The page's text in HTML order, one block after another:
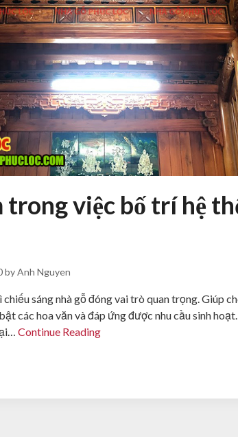
trong việc bố trí hệ
byAnh Nguyen
sáng nhà gỗ đóng vai trò quan trọng. Giúp
các hoa văn và đáp ứng được nhu cầu sinh
Continue Reading